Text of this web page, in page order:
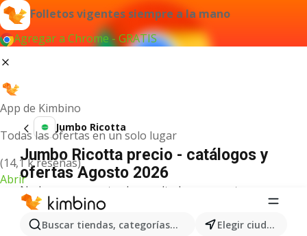
Folletos vigentes siempre a la mano
Agregar a Chrome - GRATIS
App de Kimbino
Todas las ofertas en un solo lugar
(14,1 k reseñas)
Abrir
Buscar tiendas, categorías, productos... Elegir ciudad
Jumbo Ricotta
Jumbo Ricotta precio - catálogos y
ofertas Agosto 2026
No hemos encontrado resultados para este
término.
Más productos en tiendas Jumbo